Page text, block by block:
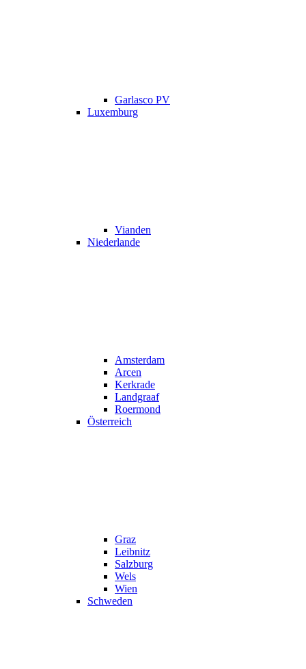
Garlasco PV
Luxemburg
Vianden
Niederlande
Amsterdam
Arcen
Kerkrade
Landgraaf
Roermond
Österreich
Graz
Leibnitz
Salzburg
Wels
Wien
Schweden